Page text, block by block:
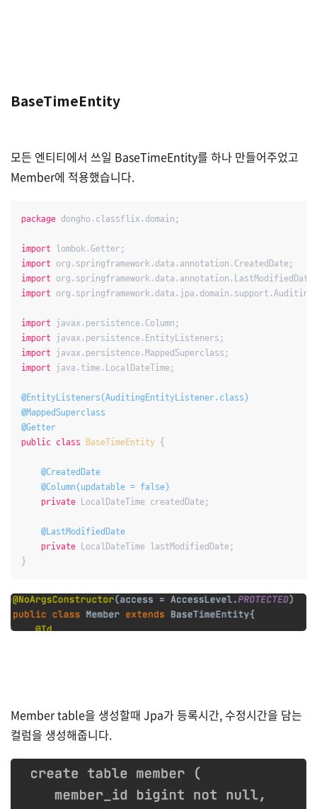
BaseTimeEntity
모든 엔티티에서 쓰일 BaseTimeEntity를 하나 만들어주었고
Member에 적용했습니다.
package dongho.classflix.domain;
import
import
import
import
import
import
import
import java.time.LocalDateTime;
@EntityListeners(AuditingEntityListener.class)
@MappedSuperclass
@Getter
public class BaseTimeEntity {
@CreatedDate
@Column(updatable = false)
private LocalDateTime createdDate;
@LastModifiedDate
private LocalDateTime lastModifiedDate;
Member table을 생성할때 Jpa가 등록시간, 수정시간을 담는
컬럼을 생성해줍니다.